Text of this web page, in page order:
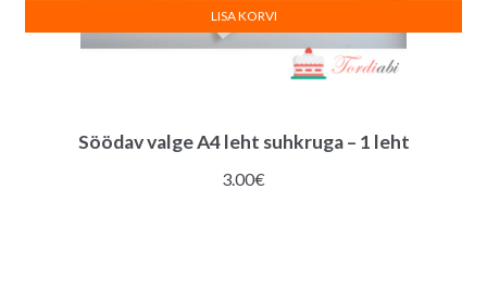
Söödav valge A4 leht suhkruga – 1 leht
3.00€
LISA KORVI